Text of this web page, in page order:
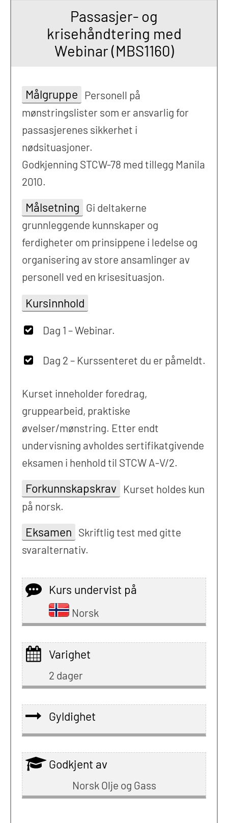
Passasjer- og
krisehåndtering med
Webinar (MBS1160)
Målgruppe Personell på
mønstringslister som er ansvarlig for
passasjerenes sikkerhet i
nødsituasjoner.
Godkjenning STCW-78 med tillegg Manila
2010.
Målsetning Gi deltakerne
grunnleggende kunnskaper og
ferdigheter om prinsippene i ledelse og
organisering av store ansamlinger av
personell ved en krisesituasjon.
Kursinnhold
Dag 1 – Webinar.
Dag 2 – Kurssenteret du er påmeldt.
Kurset inneholder foredrag,
gruppearbeid, praktiske
øvelser/mønstring. Etter endt
undervisning avholdes sertifikatgivende
eksamen i henhold til STCW A-V/2.
Forkunnskapskrav
Kurset holdes kun
på norsk.
Eksamen Skriftlig test med gitte
svaralternativ.
Kurs undervist på
Norsk
Varighet
2 dager
Gyldighet
Godkjent av
Norsk Olje og Gass